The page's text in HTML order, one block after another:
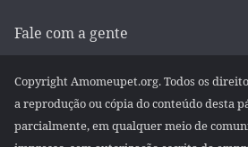
Fale com a gente
Copyright Amomeupet.org. Todos os
a reprodução ou cópia do conteúdo desta
parcialmente, em qualquer meio de